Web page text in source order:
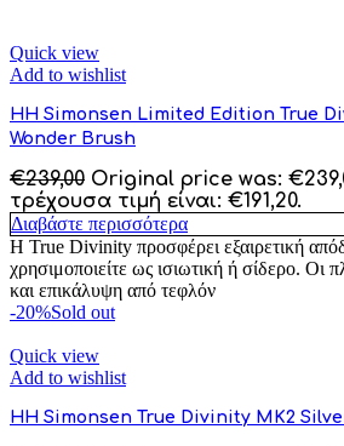
Quick view
Add to wishlist
HH Simonsen Limited Edition True
Wonder Brush
€239,00 Original price was:
τρέχουσα τιμή είναι: €191,20.
Διαβάστε περισσότερα
Η True Divinity προσφέρει εξαιρετική
χρησιμοποιείτε ως ισιωτική ή σίδερο. Οι
και επικάλυψη από τεφλόν
-20%Sold out
Quick view
Add to wishlist
HH Simonsen True Divinity MK2